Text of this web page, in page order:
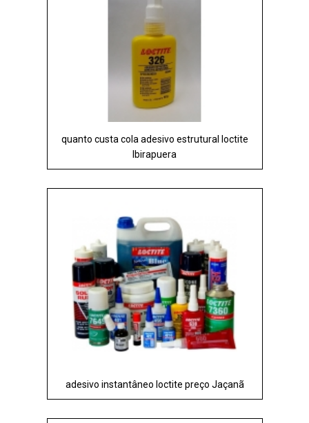
quanto custa cola adesivo estrutural loctite
Ibirapuera
adesivo instantâneo loctite preço Jaçanã